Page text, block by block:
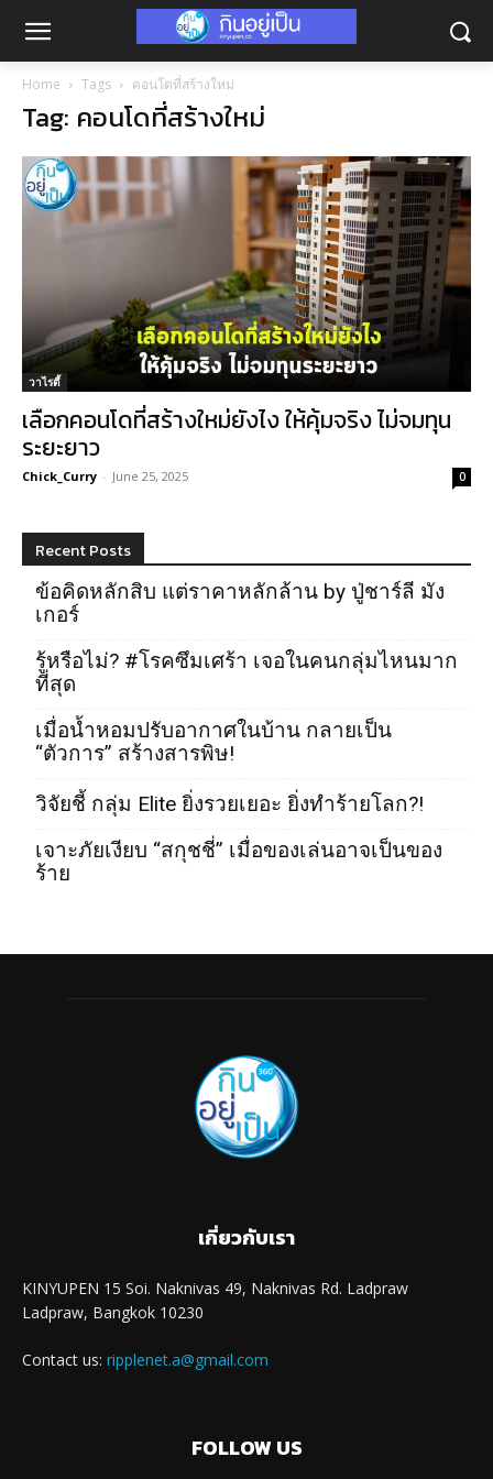
Home Tags คอนโดที่สร้างใหม่
Tag: คอนโดที่สร้างใหม่
วาไรตี้
เลือกคอนโดที่สร้างใหม่ยังไง ให้คุ้มจริง ไม่จมทุน
ระยะยาว
Chick_Curry - June 25, 2025 0
Recent Posts
ข้อคิดหลักสิบ แต่ราคาหลักล้าน by ปู่ชาร์ลี มัง
เกอร์
รู้หรือไม่? #โรคซึมเศร้า เจอในคนกลุ่มไหนมาก
ที่สุด
เมื่อน้ำหอมปรับอากาศในบ้าน กลายเป็น
“ตัวการ” สร้างสารพิษ!
วิจัยชี้ กลุ่ม Elite ยิ่งรวยเยอะ ยิ่งทำร้ายโลก?!
เจาะภัยเงียบ “สกุชชี่” เมื่อของเล่นอาจเป็นของ
ร้าย
เกี่ยวกับเรา
KINYUPEN 15 Soi. Naknivas 49, Naknivas Rd. Ladpraw
Ladpraw, Bangkok 10230
Contact us: ripplenet.a@gmail.com
FOLLOW US